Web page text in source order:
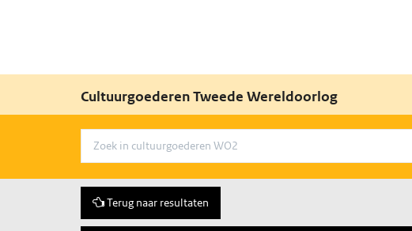
Cultuurgoederen Tweede Wereldoorlog
Terug naar resultaten